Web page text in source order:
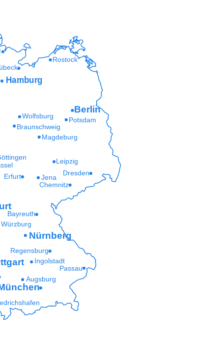
Augsburg
Passau
Ingolstadt
Regensburg
Würzburg
Bayreuth
Chemnitz
Erfurt Jena
Dresden
Magdeburg
Braunschweig
Potsdam
Wolfsburg
Rostock
Nürnberg
Leipzig
Berlin
Hamburg